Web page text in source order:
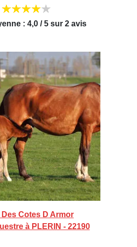
: 4,0 / 5 sur 2 avis
Des Cotes D Armor
à PLERIN - 22190